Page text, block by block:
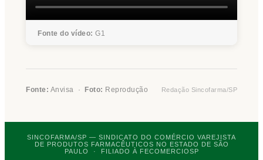
Fonte do vídeo: G1
Fonte: Anvisa · Foto: Reprodução Redação Sincofarma/SP
SINCOFARMA/SP — SINDICATO DO COMÉRCIO VAREJISTA
DE PRODUTOS FARMACÊUTICOS NO ESTADO DE SÃO
PAULO · FILIADO À FECOMERCIOSP